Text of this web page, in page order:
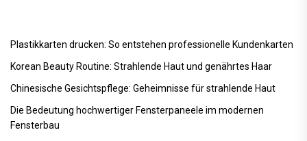
Plastikkarten drucken: So entstehen professionelle Kundenkarten
Korean Beauty Routine: Strahlende Haut und genährtes Haar
Chinesische Gesichtspflege: Geheimnisse für strahlende Haut
Die Bedeutung hochwertiger Fensterpaneele im modernen
Fensterbau